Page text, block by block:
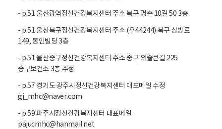
- p.51 울산광역정신건강복지센터 주소 북구 명촌 10길 50 3층
- p.51 울산북구정신건강복지센터 주소 (우44244) 북구 상방로
149, 동인빌딩 3층
- p.51 울산중구정신건강복지센터 주소 중구 외솔큰길 225
중구보건소 3층 수정
- p.57 경기도 광주시정신건강복지센터 대표메일 수정
gj_mhc@naver.com
- p.59 파주시정신건강복지센터 대표메일
pajucmhc@hanmail.net